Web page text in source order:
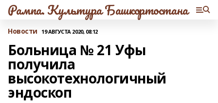
Рампа. Культура Башкортостана
Новости 19 АВГУСТА 2020, 08:12
Больница № 21 Уфы
получила
высокотехнологичный
эндоскоп